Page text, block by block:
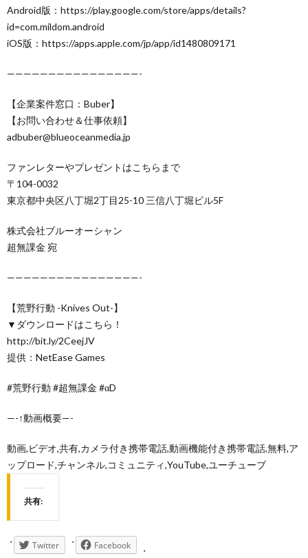
Android版：https://play.google.com/store/apps/details?
id=com.mildom.android
iOS版：https://apps.apple.com/jp/app/id1480809171
————————————————-
【企業案件窓口：Buber】
【お問い合わせ＆仕事依頼】
adbuber@blueoceanmedia.jp
ファンレターやプレゼントはこちらまで
〒104-0032
東京都中央区八丁堀2丁目25-10 三信八丁堀ビル5F
株式会社ブルーオーシャン
超無課金 宛
————————————————-
【荒野行動 -Knives Out-】
▼ダウンロードはこちら！
http://bit.ly/2CeejJV
提供：NetEase Games
#荒野行動 #超無課金 #αD
—-↑動画概要—-
動画,ビデオ,共有,カメラ付き携帯電話,動画機能付き携帯電話,無料,ア
ップロード,チャンネル,コミュニティ,YouTube,ユーチューブ
共有:
Twitter Facebook